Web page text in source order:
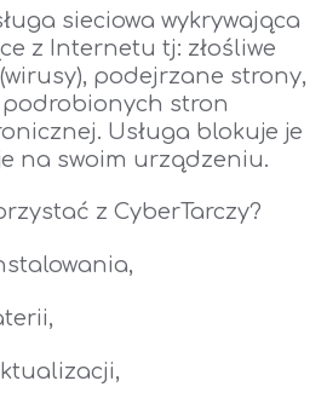
sieciowa wykrywająca
z Internetu tj: złośliwe
podejrzane strony,
stron
Usługa blokuje je
na swoim urządzeniu.
z CyberTarczy?